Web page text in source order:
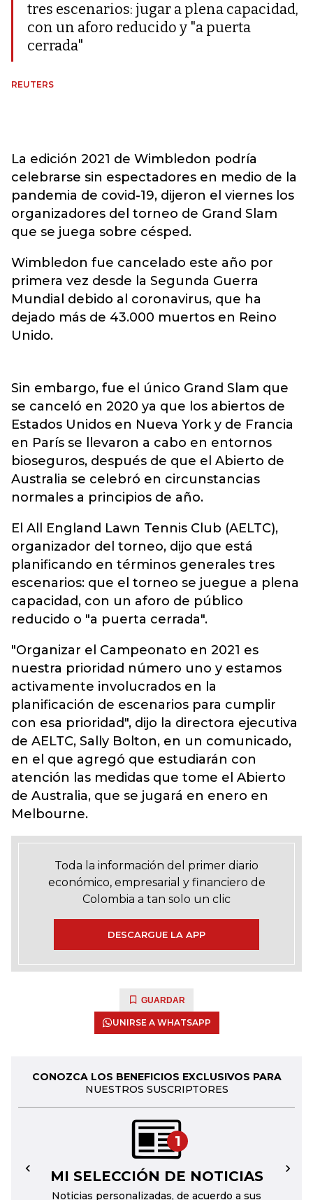
tres escenarios: jugar a plena capacidad,
con un aforo reducido y "a puerta
cerrada"
REUTERS
La edición 2021 de Wimbledon podría
celebrarse sin espectadores en medio de la
pandemia de covid-19, dijeron el viernes los
organizadores del torneo de Grand Slam
que se juega sobre césped.
Wimbledon fue cancelado este año por
primera vez desde la Segunda Guerra
Mundial debido al coronavirus, que ha
dejado más de 43.000 muertos en Reino
Unido.
Sin embargo, fue el único Grand Slam que
se canceló en 2020 ya que los abiertos de
Estados Unidos en Nueva York y de Francia
en París se llevaron a cabo en entornos
bioseguros, después de que el Abierto de
Australia se celebró en circunstancias
normales a principios de año.
El All England Lawn Tennis Club (AELTC),
organizador del torneo, dijo que está
planificando en términos generales tres
escenarios: que el torneo se juegue a plena
capacidad, con un aforo de público
reducido o "a puerta cerrada".
"Organizar el Campeonato en 2021 es
nuestra prioridad número uno y estamos
activamente involucrados en la
planificación de escenarios para cumplir
con esa prioridad", dijo la directora ejecutiva
de AELTC, Sally Bolton, en un comunicado,
en el que agregó que estudiarán con
atención las medidas que tome el Abierto
de Australia, que se jugará en enero en
Melbourne.
Toda la información del primer diario
económico, empresarial y financiero de
Colombia a tan solo un clic
DESCARGUE LA APP
GUARDAR
UNIRSE A WHATSAPP
CONOZCA LOS BENEFICIOS EXCLUSIVOS PARA
NUESTROS SUSCRIPTORES
1
MI SELECCIÓN DE NOTICIAS
Noticias personalizadas, de acuerdo a sus
← →